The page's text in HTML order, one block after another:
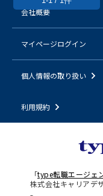
会社概要
マイページログイン
個人情報の取り扱い
利用規約
「type転職エージェ
株式会社キャリアデ